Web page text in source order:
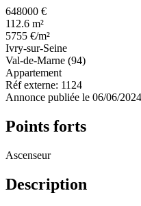
648000 €
112.6 m²
5755 €/m²
Ivry-sur-Seine
Val-de-Marne (94)
Appartement
Réf externe: 1124
Annonce publiée le 06/06/2024
Points forts
Ascenseur
Description